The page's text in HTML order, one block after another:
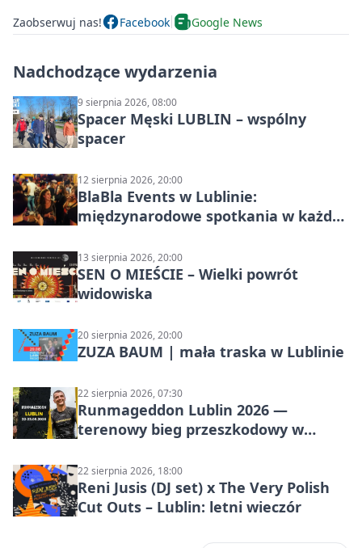
Zaobserwuj nas! Facebook Google News
Nadchodzące wydarzenia
9 sierpnia 2026, 08:00
Spacer Męski LUBLIN – wspólny
spacer
12 sierpnia 2026, 20:00
BlaBla Events w Lublinie:
międzynarodowe spotkania w każdą
13 sierpnia 2026, 20:00
SEN O MIEŚCIE – Wielki powrót
widowiska
20 sierpnia 2026, 20:00
ZUZA BAUM | mała traska w Lublinie
22 sierpnia 2026, 07:30
Runmageddon Lublin 2026 —
terenowy bieg przeszkodowy w
22 sierpnia 2026, 18:00
Reni Jusis (DJ set) x The Very Polish
Cut Outs – Lublin: letni wieczór